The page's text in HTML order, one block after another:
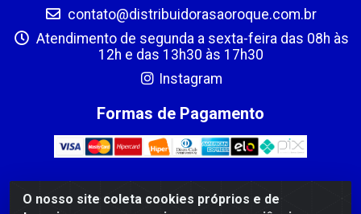
O nosso site coleta cookies próprios e de
contato@distribuidorasaoroque.com.br
Atendimento de segunda a sexta-feira das 08h às
12h e das 13h30 às 17h30
Instagram
Formas de Pagamento
DIST DE PROD ALIM SÃO ROQUE LTDA - AVENIDA PROBAHIA,